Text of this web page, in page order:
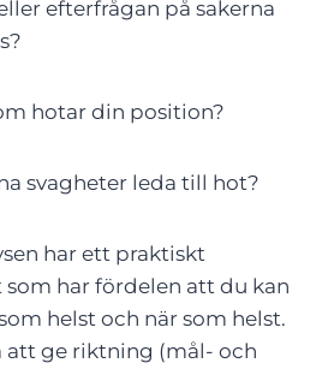
efterfrågan på sakerna
hotar din position?
svagheter leda till hot?
har ett praktiskt
har fördelen att du kan
helst och när som helst.
att ge riktning (mål- och